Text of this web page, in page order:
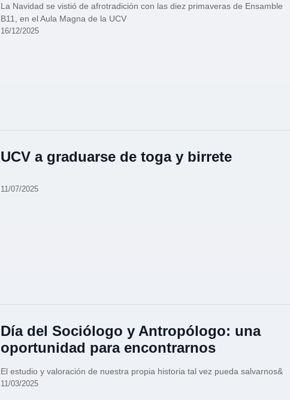
La Navidad se vistió de afrotradición con las diez primaveras de Ensamble
B11, en el Aula Magna de la UCV
16/12/2025
UCV a graduarse de toga y birrete
11/07/2025
Día del Sociólogo y Antropólogo: una
oportunidad para encontrarnos
El estudio y valoración de nuestra propia historia tal vez pueda salvarnos&
11/03/2025